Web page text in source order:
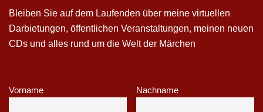
Bleiben Sie auf dem Laufenden über meine virtuellen
Darbietungen, öffentlichen Veranstaltungen, meinen neuen
CDs und alles rund um die Welt der Märchen
Vorname Nachname